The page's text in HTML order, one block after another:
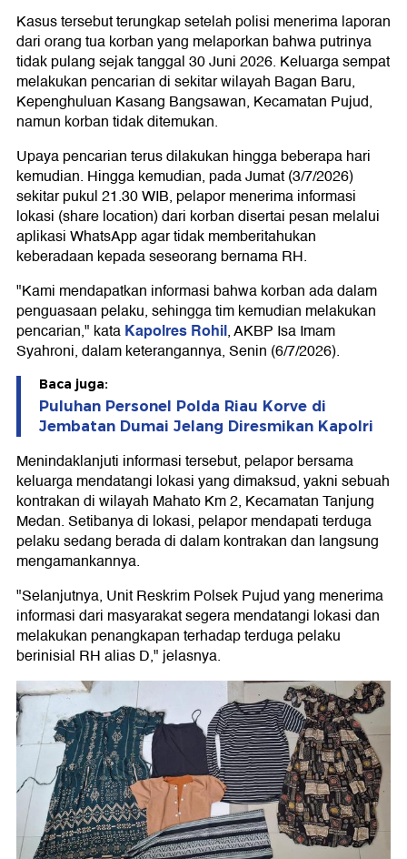
Kasus tersebut terungkap setelah polisi menerima laporan
dari orang tua korban yang melaporkan bahwa putrinya
tidak pulang sejak tanggal 30 Juni 2026. Keluarga sempat
melakukan pencarian di sekitar wilayah Bagan Baru,
Kepenghuluan Kasang Bangsawan, Kecamatan Pujud,
namun korban tidak ditemukan.
Upaya pencarian terus dilakukan hingga beberapa hari
kemudian. Hingga kemudian, pada Jumat (3/7/2026)
sekitar pukul 21.30 WIB, pelapor menerima informasi
lokasi (share location) dari korban disertai pesan melalui
aplikasi WhatsApp agar tidak memberitahukan
keberadaan kepada seseorang bernama RH.
"Kami mendapatkan informasi bahwa korban ada dalam
penguasaan pelaku, sehingga tim kemudian melakukan
pencarian," kataKapolres Rohil, AKBP Isa Imam
Syahroni, dalam keterangannya, Senin (6/7/2026).
Baca juga:
Puluhan Personel Polda Riau Korve di
Jembatan Dumai Jelang Diresmikan Kapolri
Menindaklanjuti informasi tersebut, pelapor bersama
keluarga mendatangi lokasi yang dimaksud, yakni sebuah
kontrakan di wilayah Mahato Km 2, Kecamatan Tanjung
Medan. Setibanya di lokasi, pelapor mendapati terduga
pelaku sedang berada di dalam kontrakan dan langsung
mengamankannya.
"Selanjutnya, Unit Reskrim Polsek Pujud yang menerima
informasi dari masyarakat segera mendatangi lokasi dan
melakukan penangkapan terhadap terduga pelaku
berinisial RH alias D," jelasnya.